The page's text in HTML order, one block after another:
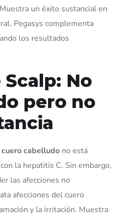
un éxito sustancial en
Pegasys complementa
los resultados
No
pero no
cabelludo no está
la hepatitis C. Sin embargo,
las afecciones no
afecciones del cuero
y la irritación. Muestra